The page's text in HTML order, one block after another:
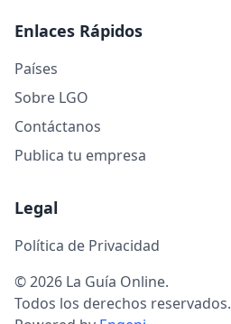
Enlaces Rápidos
Países
Sobre LGO
Contáctanos
Publica tu empresa
Legal
Política de Privacidad
© 2026 La Guía Online.
Todos los derechos reservados.